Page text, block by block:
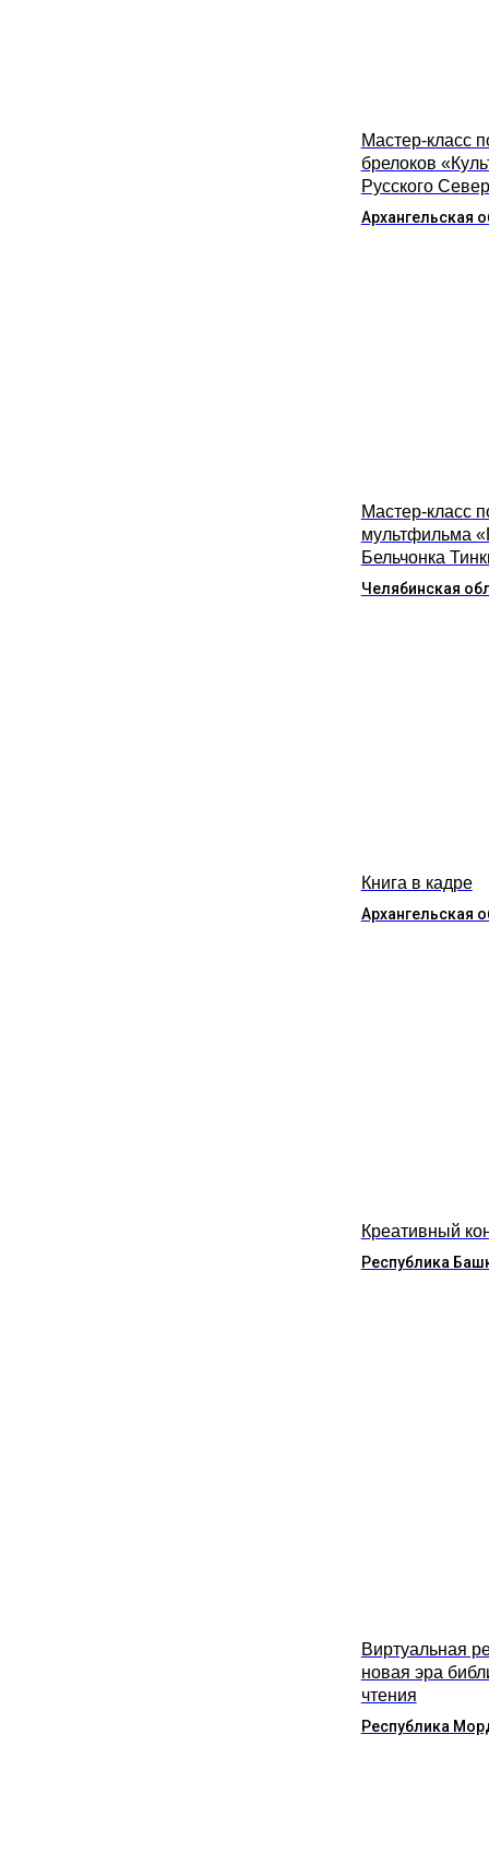
Мастер-класс
брелоков
Русского
Архангельская
Мастер-класс
мультфильма
Бельчонка
Челябинская
Книга в кадре
Архангельская
Креативный
Республика
Виртуальная
новая эра
чтения
Республика